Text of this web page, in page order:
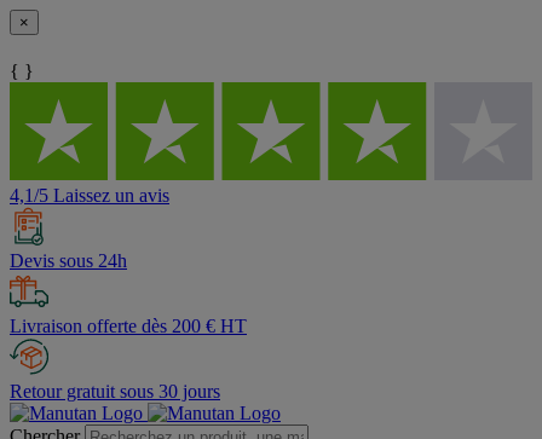
×
{ }
4,1/5 Laissez un avis
Devis sous 24h
Livraison offerte dès 200 € HT
Retour gratuit sous 30 jours